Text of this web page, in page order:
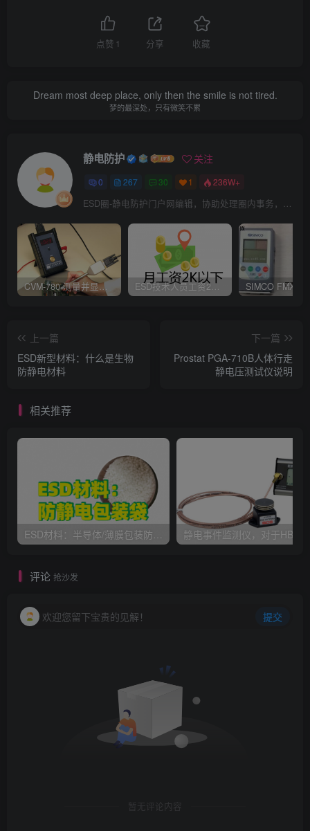
点赞 1 分享 收藏
Dream most deep place, only then the smile is not tired.
梦的最深处，只有微笑不累
静电防护 关注
0 267 30 1 236W+
ESD圈-静电防护门户网编辑，协助处理圈内事务，宗旨：收集整理免费分享，欢迎各位业界朋友对每篇文章进行点评，以便大家共同学习在线讨论！
CVM-780 测量并显示实时静电压数据、操作说明 ESD技术人员工资2K以下，你相信吗？
上一篇
ESD新型材料：什么是生物
防静电材料
下一篇
Prostat PGA-710B人体行走
静电压测试仪说明
相关推荐
ESD材料：半导体/薄膜包装防静电材质
评论 抢沙发
欢迎您留下宝贵的见解！ 提交
暂无评论内容